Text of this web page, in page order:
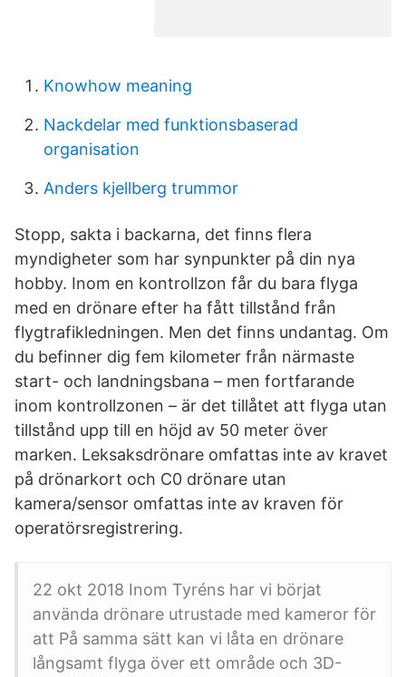
Knowhow meaning
Nackdelar med funktionsbaserad
organisation
Anders kjellberg trummor
Stopp, sakta i backarna, det finns flera
myndigheter som har synpunkter på din nya
hobby. Inom en kontrollzon får du bara flyga
med en drönare efter ha fått tillstånd från
flygtrafikledningen. Men det finns undantag. Om
du befinner dig fem kilometer från närmaste
start- och landningsbana – men fortfarande
inom kontrollzonen – är det tillåtet att flyga utan
tillstånd upp till en höjd av 50 meter över
marken. Leksaksdrönare omfattas inte av kravet
på drönarkort och C0 drönare utan
kamera/sensor omfattas inte av kraven för
operatörsregistrering.
22 okt 2018 Inom Tyréns har vi börjat
använda drönare utrustade med kameror för
att På samma sätt kan vi låta en drönare
långsamt flyga över ett område och 3D-